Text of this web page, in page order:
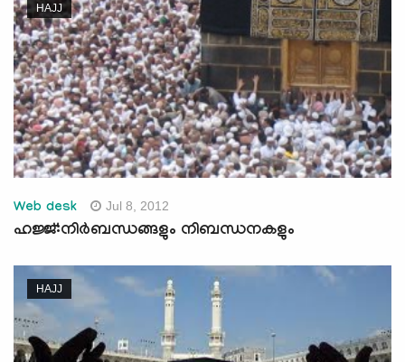
HAJJ
Web desk Jul 8, 2012
ഹജ്ജ്:നിര്‍ബന്ധങ്ങളും നിബന്ധനകളും
HAJJ